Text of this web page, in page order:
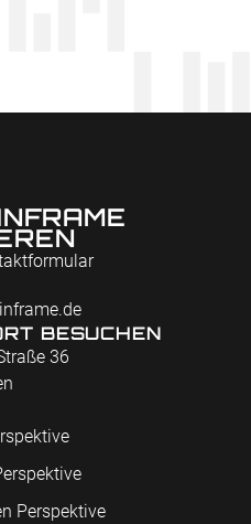
BESUCHEN
36
Perspektive